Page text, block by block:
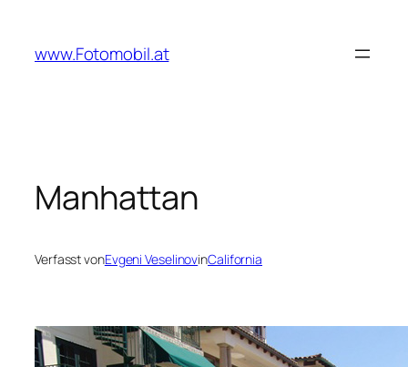
springen
www.Fotomobil.at
Manhattan
Verfasst vonEvgeni VeselinovinCalifornia